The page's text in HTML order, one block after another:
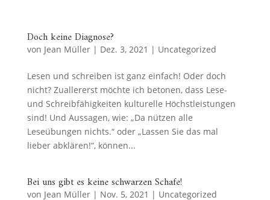
Doch keine Diagnose?
von Jean Müller| Dez. 3, 2021 | Uncategorized
Lesen und schreiben ist ganz einfach! Oder doch
nicht? Zuallererst möchte ich betonen, dass Lese-
und Schreibfähigkeiten kulturelle Höchstleistungen
sind! Und Aussagen, wie: „Da nützen alle
Leseübungen nichts.“ oder „Lassen Sie das mal
lieber abklären!“, können...
Bei uns gibt es keine schwarzen Schafe!
von Jean Müller| Nov. 5, 2021 | Uncategorized